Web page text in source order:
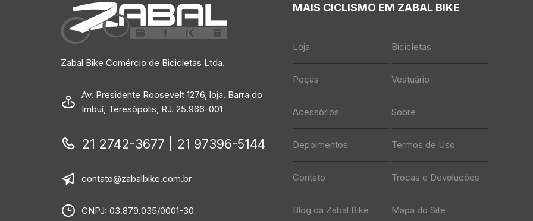
Zabal Bike Comércio de Bicicletas Ltda.
Av. Presidente Roosevelt 1276, loja. Barra do
Imbuí, Teresópolis, RJ. 25.966-001
21 2742-3677 | 21 97396-5144
contato@zabalbike.com.br
CNPJ: 03.879.035/0001-30
MAIS CICLISMO EM ZABAL BIKE
Loja Bicicletas
Peças Vestuário
Acessórios Sobre
Depoimentos Termos de Uso
Contato Trocas e Devoluções
Blog da Zabal Bike Mapa do Site